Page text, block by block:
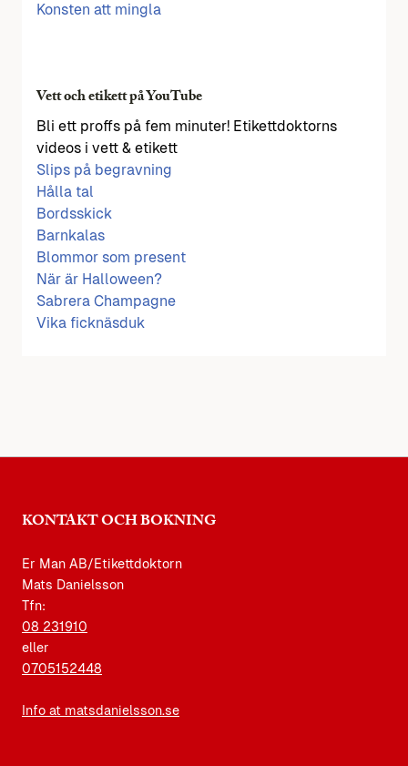
Konsten att mingla
Vett och etikett på YouTube
Bli ett proffs på fem minuter! Etikettdoktorns
videos i vett & etikett
Slips på begravning
Hålla tal
Bordsskick
Barnkalas
Blommor som present
När är Halloween?
Sabrera Champagne
Vika ficknäsduk
KONTAKT OCH BOKNING
Er Man AB/Etikettdoktorn
Mats Danielsson
Tfn:
08 231910
eller
0705152448
Info at matsdanielsson.se